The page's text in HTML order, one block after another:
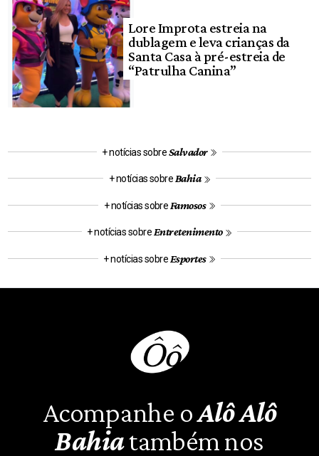
Lore Improta estreia na
dublagem e leva crianças da
Santa Casa à pré-estreia de
“Patrulha Canina”
+ notícias sobreSalvador
+ notícias sobreBahia
+ notícias sobre Famosos
+ notícias sobreEntretenimento
+ notícias sobre Esportes
Acompanhe oAlô Alô
Bahiatambém nos